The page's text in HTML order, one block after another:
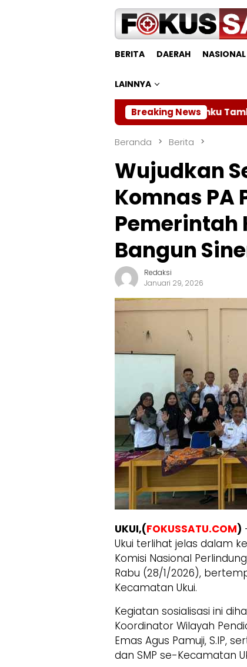
BERITA DAERAH NASIONAL
LAINNYA
Breaking News
Kodam XIX Tuanku Tambusai
Beranda Berita
Wujudkan
Komnas PA
Pemerintah
Bangun
Redaksi
Januari 29, 2026
UKUI,(FOKUSSATU.COM)
Ukui terlihat jelas dalam
Komisi Nasional
Rabu (28/1/2026),
Kecamatan Ukui.
Kegiatan sosialisasi ini
Koordinator Wilayah
Emas Agus Pamuji, S.IP,
dan SMP se-Kecamatan